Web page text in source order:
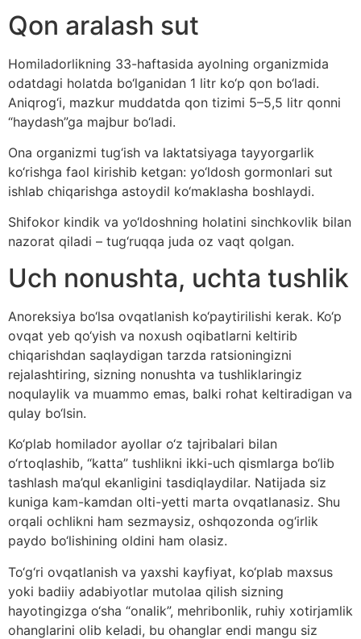
Qon aralash sut
Homiladorlikning 33-haftasida ayolning organizmida
odatdagi holatda bo‘lganidan 1 litr ko‘p qon bo‘ladi.
Aniqrog‘i, mazkur muddatda qon tizimi 5–5,5 litr qonni
“haydash”ga majbur bo‘ladi.
Ona organizmi tug‘ish va laktatsiyaga tayyorgarlik
ko‘rishga faol kirishib ketgan: yo‘ldosh gormonlari sut
ishlab chiqarishga astoydil ko‘maklasha boshlaydi.
Shifokor kindik va yo‘ldoshning holatini sinchkovlik bilan
nazorat qiladi – tug‘ruqqa juda oz vaqt qolgan.
Uch nonushta, uchta tushlik
Anoreksiya bo‘lsa ovqatlanish ko‘paytirilishi kerak. Ko‘p
ovqat yeb qo‘yish va noxush oqibatlarni keltirib
chiqarishdan saqlaydigan tarzda ratsioningizni
rejalashtiring, sizning nonushta va tushliklaringiz
noqulaylik va muammo emas, balki rohat keltiradigan va
qulay bo‘lsin.
Ko‘plab homilador ayollar o‘z tajribalari bilan
o‘rtoqlashib, “katta” tushlikni ikki-uch qismlarga bo‘lib
tashlash ma’qul ekanligini tasdiqlaydilar. Natijada siz
kuniga kam-kamdan olti-yetti marta ovqatlanasiz. Shu
orqali ochlikni ham sezmaysiz, oshqozonda og‘irlik
paydo bo‘lishining oldini ham olasiz.
To‘g‘ri ovqatlanish va yaxshi kayfiyat, ko‘plab maxsus
yoki badiiy adabiyotlar mutolaa qilish sizning
hayotingizga o‘sha “onalik”, mehribonlik, ruhiy xotirjamlik
ohanglarini olib keladi, bu ohanglar endi mangu siz